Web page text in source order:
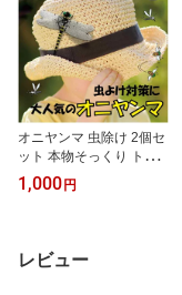
オニヤンマ 虫除け 2個セ
ット 本物そっくり トン
ボ 蜂除け アブ除け ブヨ
対策 キャンプ 釣り 登山
ラップ付き
1,000 円
レビュー